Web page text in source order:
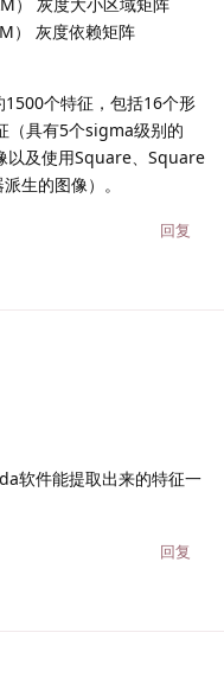
） 灰度依赖矩阵
个特征，包括16个形
（具有5个sigma级别的
以及使用Square、Square
生的图像）。
回复
软件能提取出来的特征一
回复